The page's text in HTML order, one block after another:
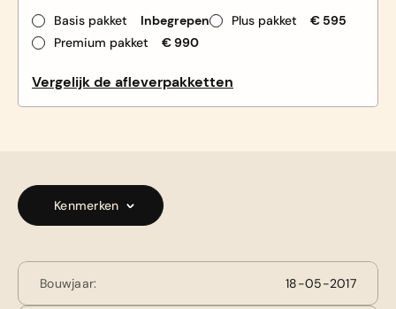
Basis pakket Inbegrepen Plus pakket
€ 595
Premium pakket
€ 990
Vergelijk de afleverpakketten
Kenmerken
Bouwjaar: 18-05-2017